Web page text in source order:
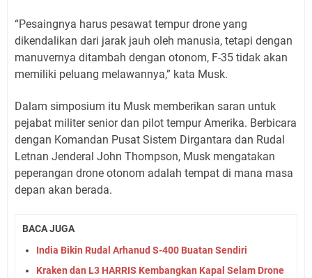
“Pesaingnya harus pesawat tempur drone yang
dikendalikan dari jarak jauh oleh manusia, tetapi dengan
manuvernya ditambah dengan otonom, F-35 tidak akan
memiliki peluang melawannya,” kata Musk.
Dalam simposium itu Musk memberikan saran untuk
pejabat militer senior dan pilot tempur Amerika. Berbicara
dengan Komandan Pusat Sistem Dirgantara dan Rudal
Letnan Jenderal John Thompson, Musk mengatakan
peperangan drone otonom adalah tempat di mana masa
depan akan berada.
BACA JUGA
India Bikin Rudal Arhanud S-400 Buatan Sendiri
Kraken dan L3 HARRIS Kembangkan Kapal Selam Drone